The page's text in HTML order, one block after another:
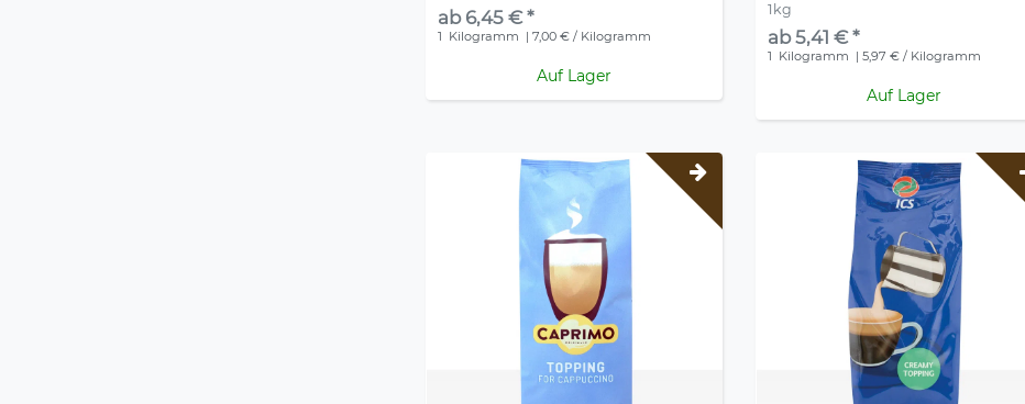
ab 6,45 € *
1 Kilogramm | 7,00 € / Kilogramm
Auf Lager
1kg
ab 5,41 € *
1 Kilogramm | 5,97 € / Kilogramm
Auf Lager